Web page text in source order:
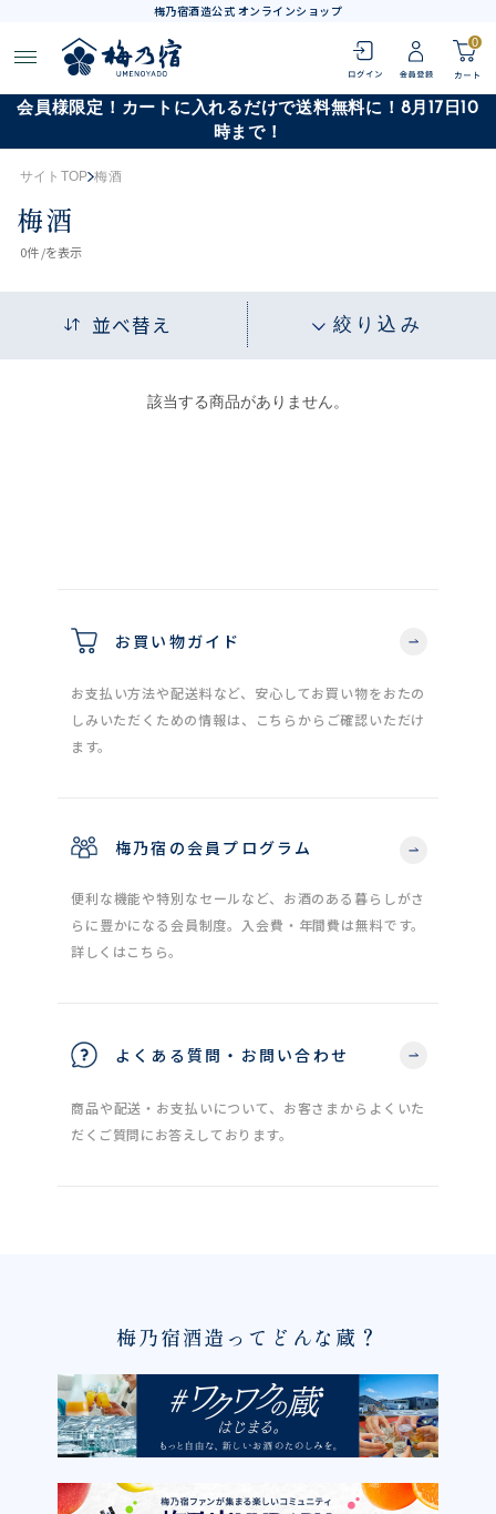
梅乃宿酒造公式 オンラインショップ
0
会員様限定！カートに入れるだけで送料無料に！8月17日10
時まで！
サイトTOP 梅酒
梅酒
0件 /を表示
並べ替え 絞り込み
該当する商品がありません。
お買い物ガイド
お支払い方法や配送料など、安心してお買い物をおたの
しみいただくための情報は、こちらからご確認いただけ
ます。
梅乃宿の会員プログラム
便利な機能や特別なセールなど、お酒のある暮らしがさ
らに豊かになる会員制度。入会費・年間費は無料です。
詳しくはこちら。
よくある質問・お問い合わせ
商品や配送・お支払いについて、お客さまからよくいた
だくご質問にお答えしております。
梅乃宿酒造ってどんな蔵？